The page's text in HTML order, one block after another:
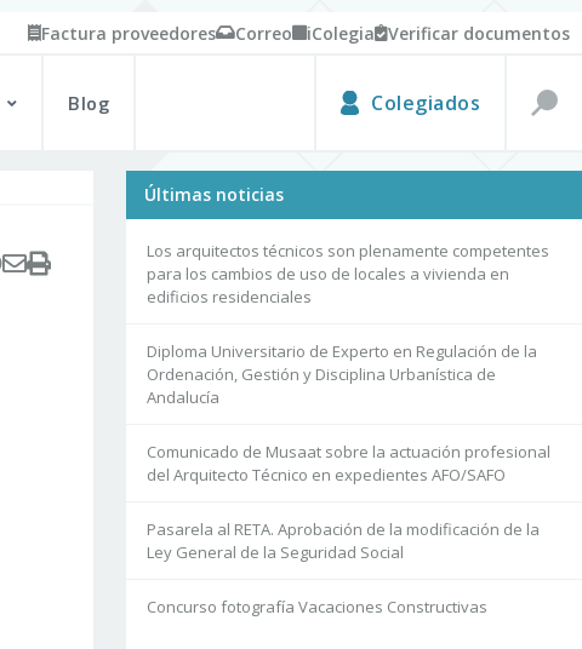
Factura proveedores Correo iColegia Verificar documentos
Blog Colegiados
Últimas noticias
Los arquitectos técnicos son plenamente competentes
para los cambios de uso de locales a vivienda en
edificios residenciales
Diploma Universitario de Experto en Regulación de la
Ordenación, Gestión y Disciplina Urbanística de
Andalucía
Comunicado de Musaat sobre la actuación profesional
del Arquitecto Técnico en expedientes AFO/SAFO
Pasarela al RETA. Aprobación de la modificación de la
Ley General de la Seguridad Social
Concurso fotografía Vacaciones Constructivas